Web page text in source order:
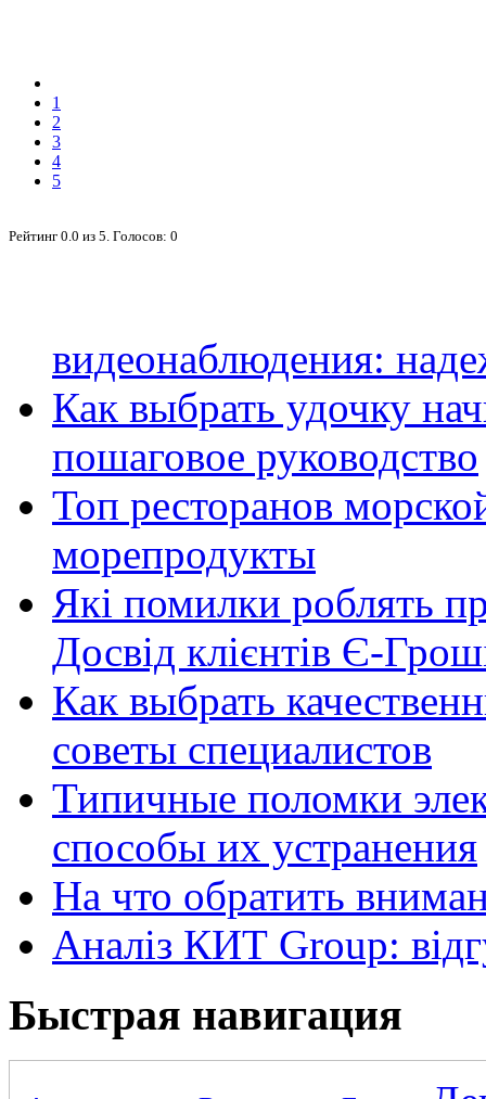
1
2
3
4
5
Рейтинг 0.0 из 5 . Голосов: 0
видеонаблюдения:
Как выбрать удочку
пошаговое руководство
Топ ресторанов
морепродукты
Які помилки роблять
Досвід клієнтів Є-
Как выбрать
советы специалистов
Типичные поломки
способы их устранения
На что обратить
Аналіз КИТ Group:
Быстрая навигация